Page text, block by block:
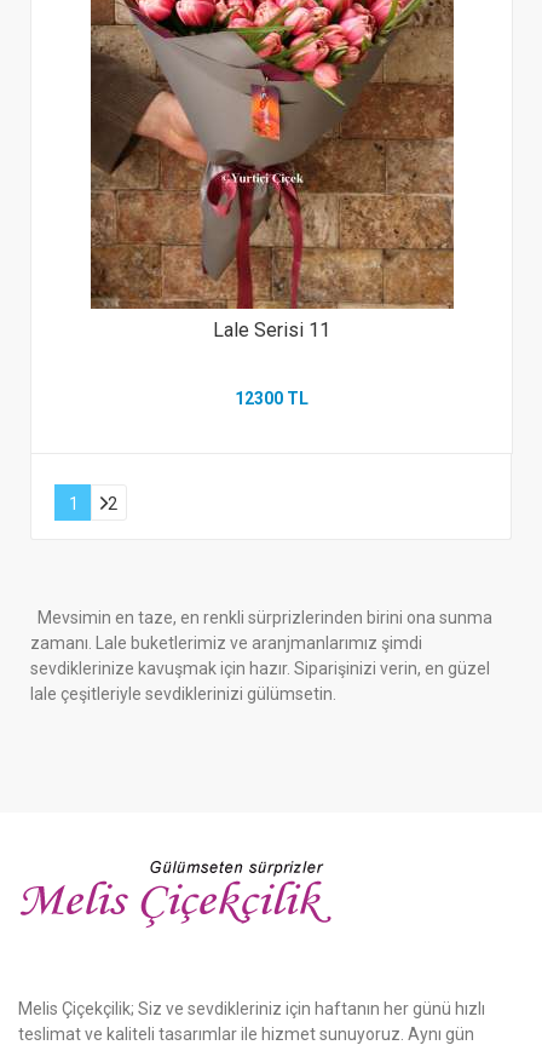
Lale Serisi 11
12300 TL
1 2
Mevsimin en taze, en renkli sürprizlerinden birini ona sunma
zamanı. Lale buketlerimiz ve aranjmanlarımız şimdi
sevdiklerinize kavuşmak için hazır. Siparişinizi verin, en güzel
lale çeşitleriyle sevdiklerinizi gülümsetin.
Melis Çiçekçilik; Siz ve sevdikleriniz için haftanın her günü hızlı
teslimat ve kaliteli tasarımlar ile hizmet sunuyoruz. Aynı gün